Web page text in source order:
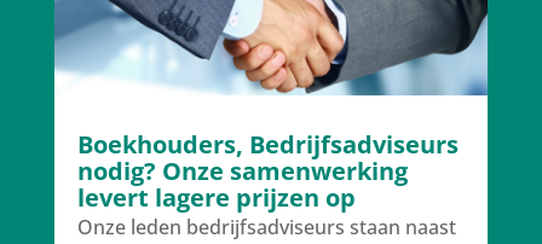
Boekhouders, Bedrijfsadviseurs
nodig? Onze samenwerking
levert lagere prijzen op
Onze leden bedrijfsadviseurs staan naast